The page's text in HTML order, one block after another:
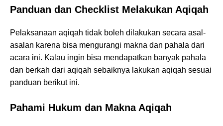
Panduan dan Checklist Melakukan Aqiqah
Pelaksanaan aqiqah tidak boleh dilakukan secara asal-
asalan karena bisa mengurangi makna dan pahala dari
acara ini. Kalau ingin bisa mendapatkan banyak pahala
dan berkah dari aqiqah sebaiknya lakukan aqiqah sesuai
panduan berikut ini.
Pahami Hukum dan Makna Aqiqah